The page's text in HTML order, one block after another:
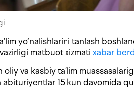
yo‘nalishlarini tanlash
matbuot xizmati xabar
va kasbiy ta’lim
15 kun davomida